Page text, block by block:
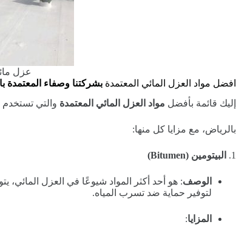
عزل
افضل مواد العزل المائي المعتمدة بشركتنا وصفاء المعتمدة
إليك قائمة بأفضل مواد العزل المائي المعتمدة والتي
بالرياض، مع مزايا كل منها:
1. البيتومين (Bitumen)
الوصف: هو أحد أكثر المواد شيوعًا في العزل
لتوفير حماية ضد تسرب المياه.
المزايا: